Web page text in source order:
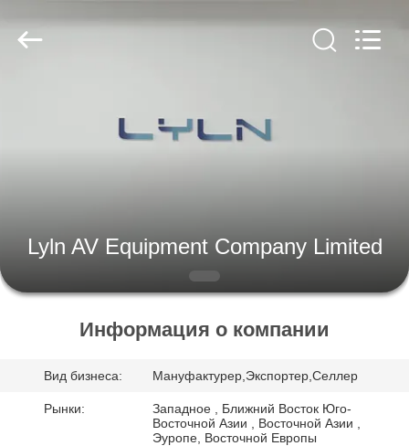
О
НАС
ФАБРИКИ
Limited.
Lyln AV Equipment Company Limited
Информация о компании
Вид бизнеса: Мануфактурер,Экспортер,Селлер
Рынки:
Западное , Ближний Восток Юго-
Восточной Азии , Восточной Азии ,
Эуропе, Восточной Европы